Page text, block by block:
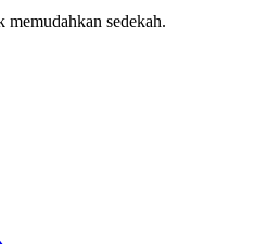
sedekah.